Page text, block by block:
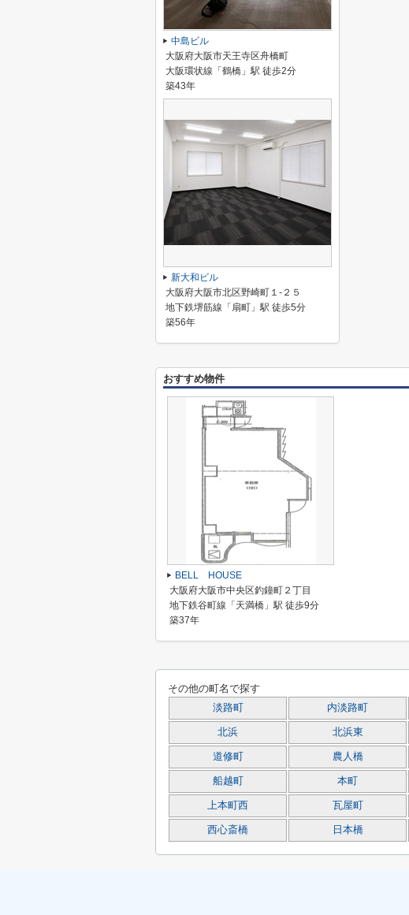
中島ビル
大阪府大阪市天王寺区舟橋町
大阪環状線「鶴橋」駅 徒歩2分
築43年
新大和ビル
大阪府大阪市北区野崎町１-２５
地下鉄堺筋線「扇町」駅 徒歩5分
築56年
おすすめ物件
BELL HOUSE
大阪府大阪市中央区釣鐘町２丁目
地下鉄谷町線「天満橋」駅 徒歩9分
築37年
その他の町名で探す
淡路町 内淡路町
北浜 北浜東
道修町 農人橋
船越町 本町
上本町西 瓦屋町
西心斎橋 日本橋